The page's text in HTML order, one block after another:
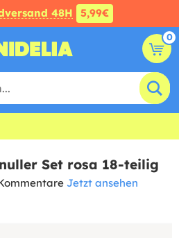
48H 5,99€
0
Set rosa 18-teilig
Jetzt ansehen